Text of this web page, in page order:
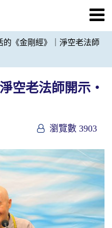
的《金剛經》｜淨空老法師
空老法師開示・
瀏覽數 3903